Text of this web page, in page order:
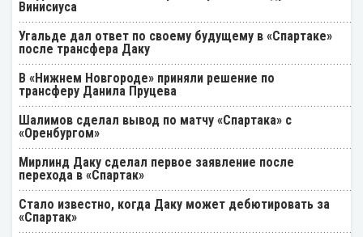
Винисиуса
Угальде дал ответ по своему будущему в «Спартаке»
после трансфера Даку
В «Нижнем Новгороде» приняли решение по
трансферу Данила Пруцева
Шалимов сделал вывод по матчу «Спартака» с
«Оренбургом»
Мирлинд Даку сделал первое заявление после
перехода в «Спартак»
Стало известно, когда Даку может дебютировать за
«Спартак»